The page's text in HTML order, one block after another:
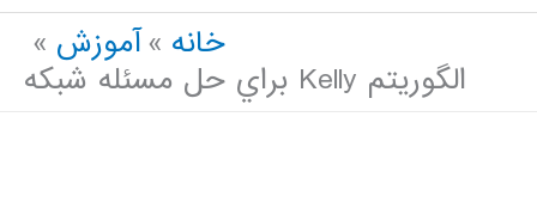
اصلی
خانه
آموزش
الگوريتم Kelly براي حل مسئله شبكه